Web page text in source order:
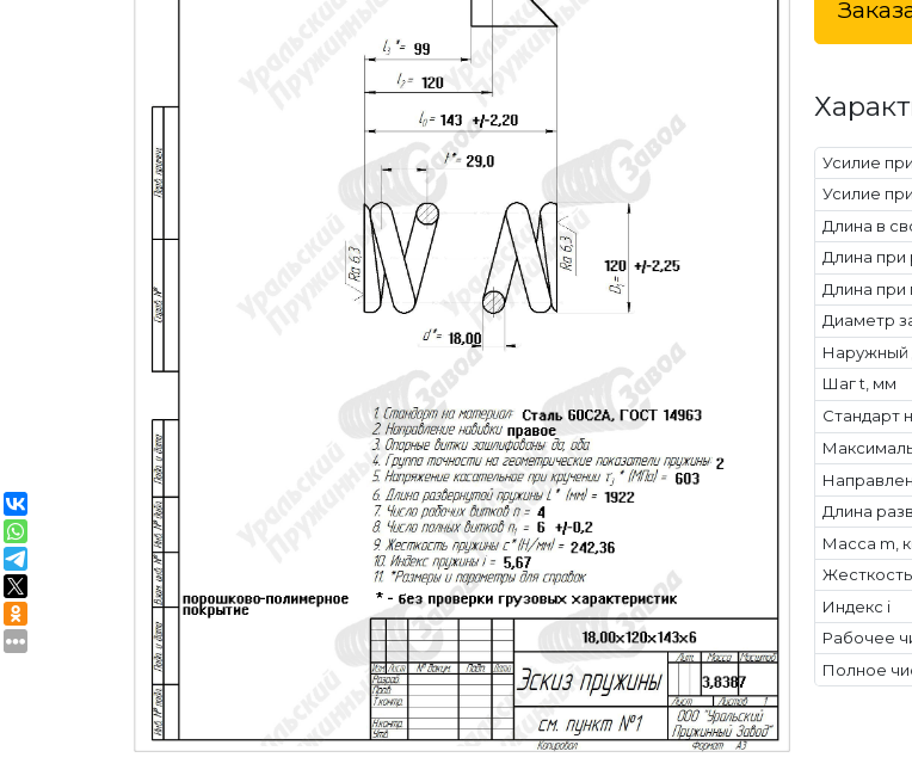
Усилие
Усилие
Длина в
Длина при
Длина при
Диаметр
Наружный
Шаг t, мм
Стандарт
Длина
Масса m,
Индекс i
Рабочее
Полное